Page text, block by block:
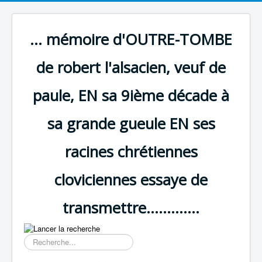
... mémoire d'OUTRE-TOMBE
de robert l'alsacien, veuf de
paule, EN sa 9ième décade à
sa grande gueule EN ses
racines chrétiennes
cloviciennes essaye de
transmettre.............
Résultat
de